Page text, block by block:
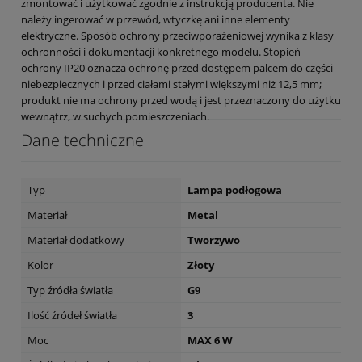
zmontować i użytkować zgodnie z instrukcją producenta. Nie
należy ingerować w przewód, wtyczkę ani inne elementy
elektryczne. Sposób ochrony przeciwporażeniowej wynika z klasy
ochronności i dokumentacji konkretnego modelu. Stopień
ochrony IP20 oznacza ochronę przed dostępem palcem do części
niebezpiecznych i przed ciałami stałymi większymi niż 12,5 mm;
produkt nie ma ochrony przed wodą i jest przeznaczony do użytku
wewnątrz, w suchych pomieszczeniach.
Dane techniczne
Typ
Lampa podłogowa
Materiał
Metal
Materiał dodatkowy
Tworzywo
Kolor
Złoty
Typ źródła światła
G9
Ilość źródeł światła
3
Moc
MAX 6 W